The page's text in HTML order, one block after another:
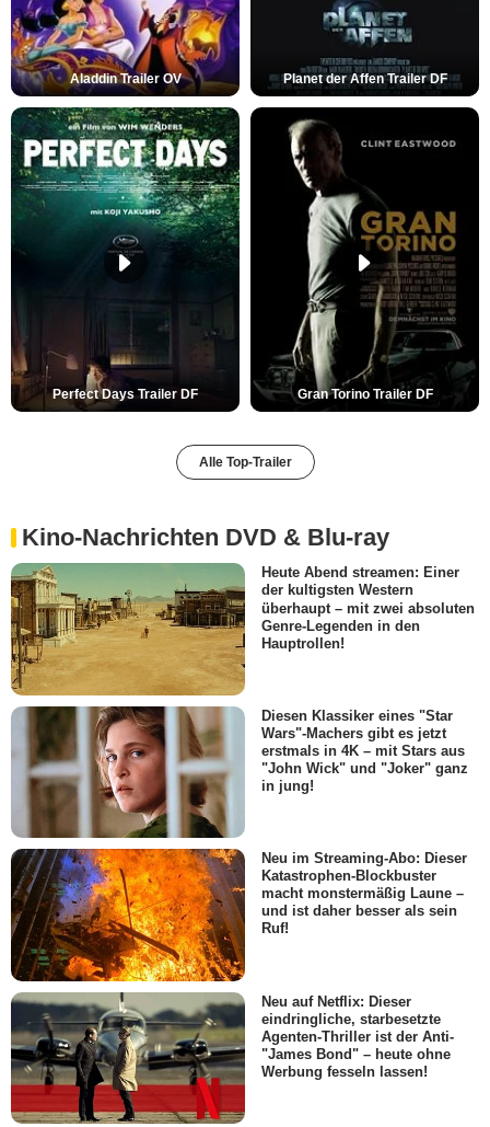
Aladdin Trailer OV Planet der Affen Trailer DF
Perfect Days Trailer DF Gran Torino Trailer DF
Alle Top-Trailer
Kino-Nachrichten DVD & Blu-ray
Heute Abend streamen: Einer
der kultigsten Western
überhaupt – mit zwei absoluten
Genre-Legenden in den
Hauptrollen!
Diesen Klassiker eines "Star
Wars"-Machers gibt es jetzt
erstmals in 4K – mit Stars aus
"John Wick" und "Joker" ganz
in jung!
Neu im Streaming-Abo: Dieser
Katastrophen-Blockbuster
macht monstermäßig Laune –
und ist daher besser als sein
Ruf!
Neu auf Netflix: Dieser
eindringliche, starbesetzte
Agenten-Thriller ist der Anti-
"James Bond" – heute ohne
Werbung fesseln lassen!